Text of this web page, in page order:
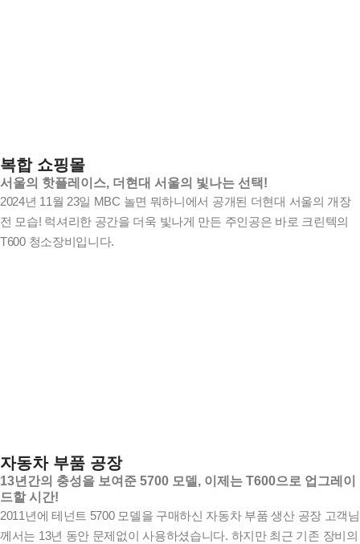
복합 쇼핑몰
서울의 핫플레이스, 더현대 서울의 빛나는 선택!
2024년 11월 23일 MBC 놀면 뭐하니에서 공개된 더현대 서울의 개장
전 모습! 럭셔리한 공간을 더욱 빛나게 만든 주인공은 바로 크린텍의
T600 청소장비입니다.
자동차 부품 공장
13년간의 충성을 보여준 5700 모델, 이제는 T600으로 업그레이
드할 시간!
2011년에 테넌트 5700 모델을 구매하신 자동차 부품 생산 공장 고객님
께서는 13년 동안 문제없이 사용하셨습니다. 하지만 최근 기존 장비의